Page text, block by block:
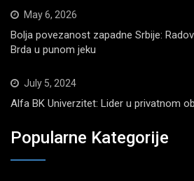
May 6, 2026
Bolja povezanost zapadne Srbije:
Brda u punom jeku
July 5, 2024
Alfa BK Univerzitet: Lider u privatnom
Popularne Kategorije